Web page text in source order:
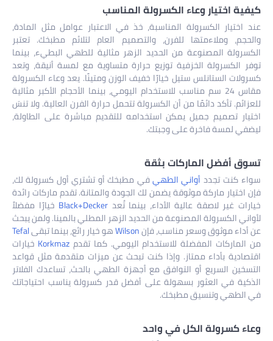
كيفية اختيار وعاء الكسرولة المناسب
عند اختيار الكسرولة المناسبة، خذ في الاعتبار عوامل مثل المادة،
والحجم، وملاءمتها للفرن، والتصميم العام لتلائم مطبخك. تعتبر
الكسرولة المصنوعة من الحديد الزهر مثالية للطهي البطيء، بينما
توفر الكسرولة الخزفية توزيع حرارة متساوية مع لمسة أنيقة، وتعد
كسرولات الستانلس ستيل خيارًا خفيف الوزن ومتينًا. يعد وعاء الكسرولة
مقاس 24 سم مناسب للاستخدام اليومي، بينما الأحجام الأكبر مثالية
للعزائم. تأكد دائمًا من أن الكسرولة تتحمل حرارة الفرن العالية. ولا تنسَ
اختيار تصميم جميل يمكن استخدامه للتقديم مباشرة على الطاولة،
ليضفي لمسة فاخرة على وجبتك.
تسوق أفضل الماركات بثقة
سواء كنت تجدد أواني الطهيفي مطبخك أو تشتري أول كسرولة لك،
فإن اختيار ماركة موثوقة يضمن لك الجودة والمتانة. تقدم ماركات رائدة
خيارات غير لاصقة عالية الأداء، بينما تُعد Black+Decker خيارًا مفضلاً
لأواني الكسرولة المصنوعة من الحديد الزهر المطلي بالمينا. ولمن يبحث
عن أداء موثوق وسعر مناسب، فإنWilsonهو خيار رائع، بينما تبقىTefal
من الماركات المفضلة للاستخدام اليومي. كما تقدم Korkmaz خيارات
اقتصادية بأداء ممتاز. وإذا كنت تبحث عن ميزات متقدمة مثل قواعد
التسخين السريع أو التوافق مع أجهزة الطهي بالحث، تساعدك الفلاتر
الذكية في العثور بسهولة على أفضل قدر كسرولة يناسب احتياجاتك
في الطهي وتنسيق مطبخك.
وعاء كسرولة الكل في واحد